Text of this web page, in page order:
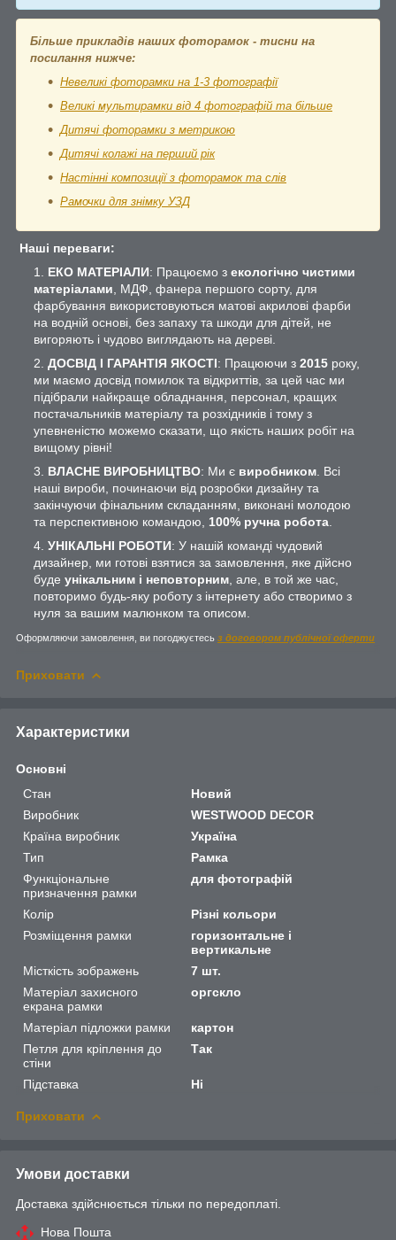
Більше прикладів наших фоторамок - тисни на
посилання нижче:
Невеликі фоторамки на 1-3 фотографії
Великі мультирамки від 4 фотографій та більше
Дитячі фоторамки з метрикою
Дитячі колажі на перший рік
Настінні композиції з фоторамок та слів
Рамочки для знімку УЗД
Наші переваги:
ЕКО МАТЕРІАЛИ: Працюємо з екологічно чистими
матеріалами , МДФ, фанера першого сорту, для
фарбування використовуються матові акрилові фарби
на водній основі, без запаху та шкоди для дітей, не
вигоряють і чудово виглядають на дереві.
ДОСВІД І ГАРАНТІЯ ЯКОСТІ: Працюючи з 2015 року,
ми маємо досвід помилок та відкриттів, за цей час ми
підібрали найкраще обладнання, персонал, кращих
постачальників матеріалу та розхідників і тому з
упевненістю можемо сказати, що якість наших робіт на
вищому рівні!
ВЛАСНЕ ВИРОБНИЦТВО: Ми є виробником . Всі
наші вироби, починаючи від розробки дизайну та
закінчуючи фінальним складанням, виконані молодою
та перспективною командою, 100% ручна робота
УНІКАЛЬНІ РОБОТИ: У нашій команді чудовий
дизайнер, ми готові взятися за замовлення, яке дійсно
буде унікальним і неповторним , але, в той же час,
повторимо будь-яку роботу з інтернету або створимо з
нуля за вашим малюнком та описом.
Оформляючи замовлення, ви погоджуєтесь з договором публічної оферти
Приховати
Характеристики
Основні
Стан
Новий
Виробник
WESTWOOD DECOR
Країна виробник
Україна
Тип
Рамка
Функціональне
призначення рамки
для фотографій
Колір
Різні кольори
Розміщення рамки
горизонтальне і
вертикальне
Місткість зображень
7 шт.
Матеріал захисного
екрана рамки
оргскло
Матеріал підложки рамки
картон
Петля для кріплення до
стіни
Так
Підставка Ні
Приховати
Умови доставки
Доставка здійснюється тільки по передоплаті.
Нова Пошта